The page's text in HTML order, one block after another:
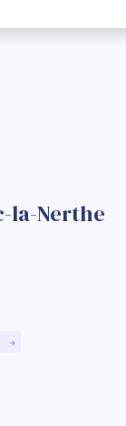
la-Nerthe